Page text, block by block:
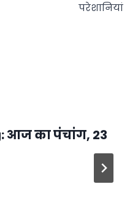
परेशानियां
आज का पंचांग, 23